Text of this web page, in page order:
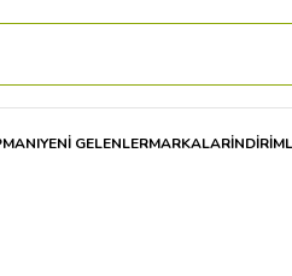
YENİ GELENLERMARKALAR